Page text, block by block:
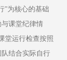
”为核心的基础
课堂纪律情
堂运行检查按照
结合实际自行